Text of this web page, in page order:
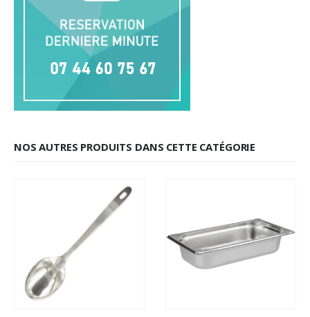
NOS AUTRES PRODUITS DANS CETTE CATÉGORIE